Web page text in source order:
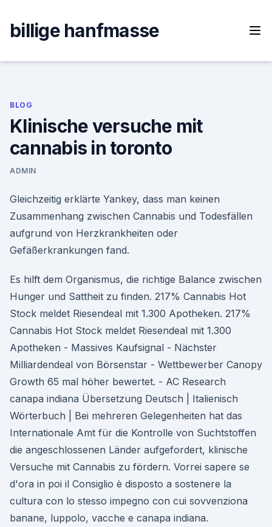
content
billige hanfmasse
BLOG
Klinische versuche mit
cannabis in toronto
ADMIN
Gleichzeitig erklärte Yankey, dass man keinen
Zusammenhang zwischen Cannabis und Todesfällen
aufgrund von Herzkrankheiten oder
Gefäßerkrankungen fand.
Es hilft dem Organismus, die richtige Balance zwischen
Hunger und Sattheit zu finden. 217% Cannabis Hot
Stock meldet Riesendeal mit 1.300 Apotheken. 217%
Cannabis Hot Stock meldet Riesendeal mit 1.300
Apotheken - Massives Kaufsignal - Nächster
Milliardendeal von Börsenstar - Wettbewerber Canopy
Growth 65 mal höher bewertet. - AC Research
canapa indiana Übersetzung Deutsch | Italienisch
Wörterbuch | Bei mehreren Gelegenheiten hat das
Internationale Amt für die Kontrolle von Suchtstoffen
die angeschlossenen Länder aufgefordert, klinische
Versuche mit Cannabis zu fördern. Vorrei sapere se
d'ora in poi il Consiglio è disposto a sostenere la
cultura con lo stesso impegno con cui sovvenziona
banane, luppolo, vacche e canapa indiana.